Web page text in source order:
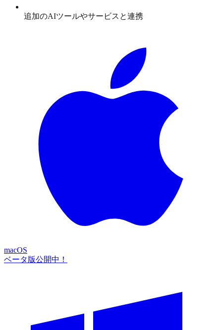
追加のAIツールやサービスと連携
macOS
ベータ版公開中！